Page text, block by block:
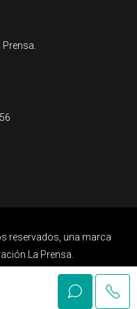
reservados, una marca
La Prensa.